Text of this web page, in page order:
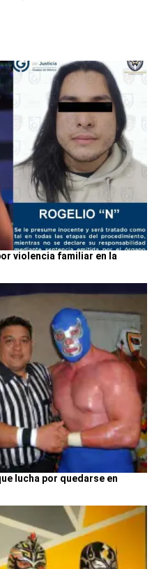
violencia familiar en la
lucha por quedarse en